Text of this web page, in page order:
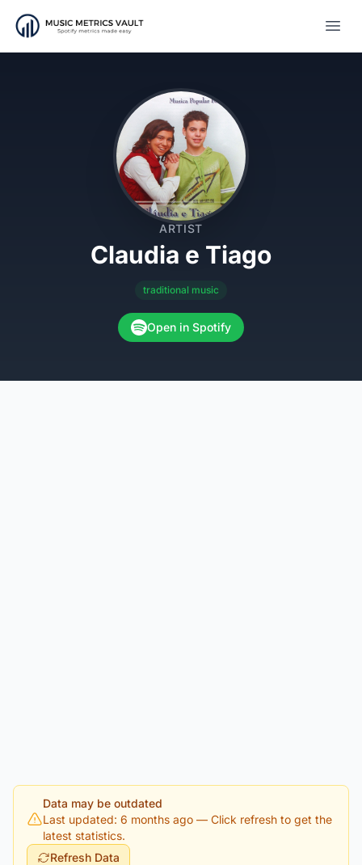
ARTIST
Claudia e Tiago
traditional music
Open in Spotify
Data may be outdated
Last updated: 6 months ago — Click refresh to get the
latest statistics.
Refresh Data